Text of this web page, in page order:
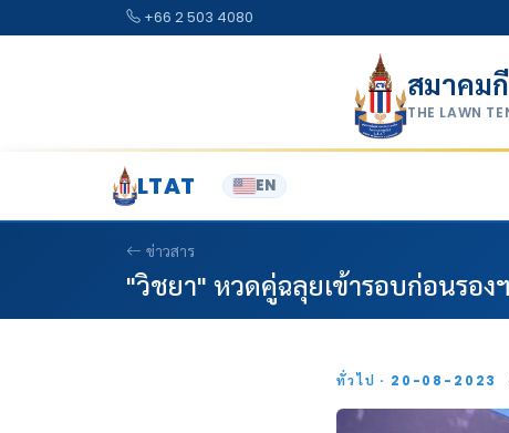
+66 2 503 4080
สมาคม
THE LAWN
LTAT EN
ข่าวสาร
"วิชยา" หวดคู่ฉลุยเข้ารอบก่อนรอ
ทั่วไป · 20-08-2023